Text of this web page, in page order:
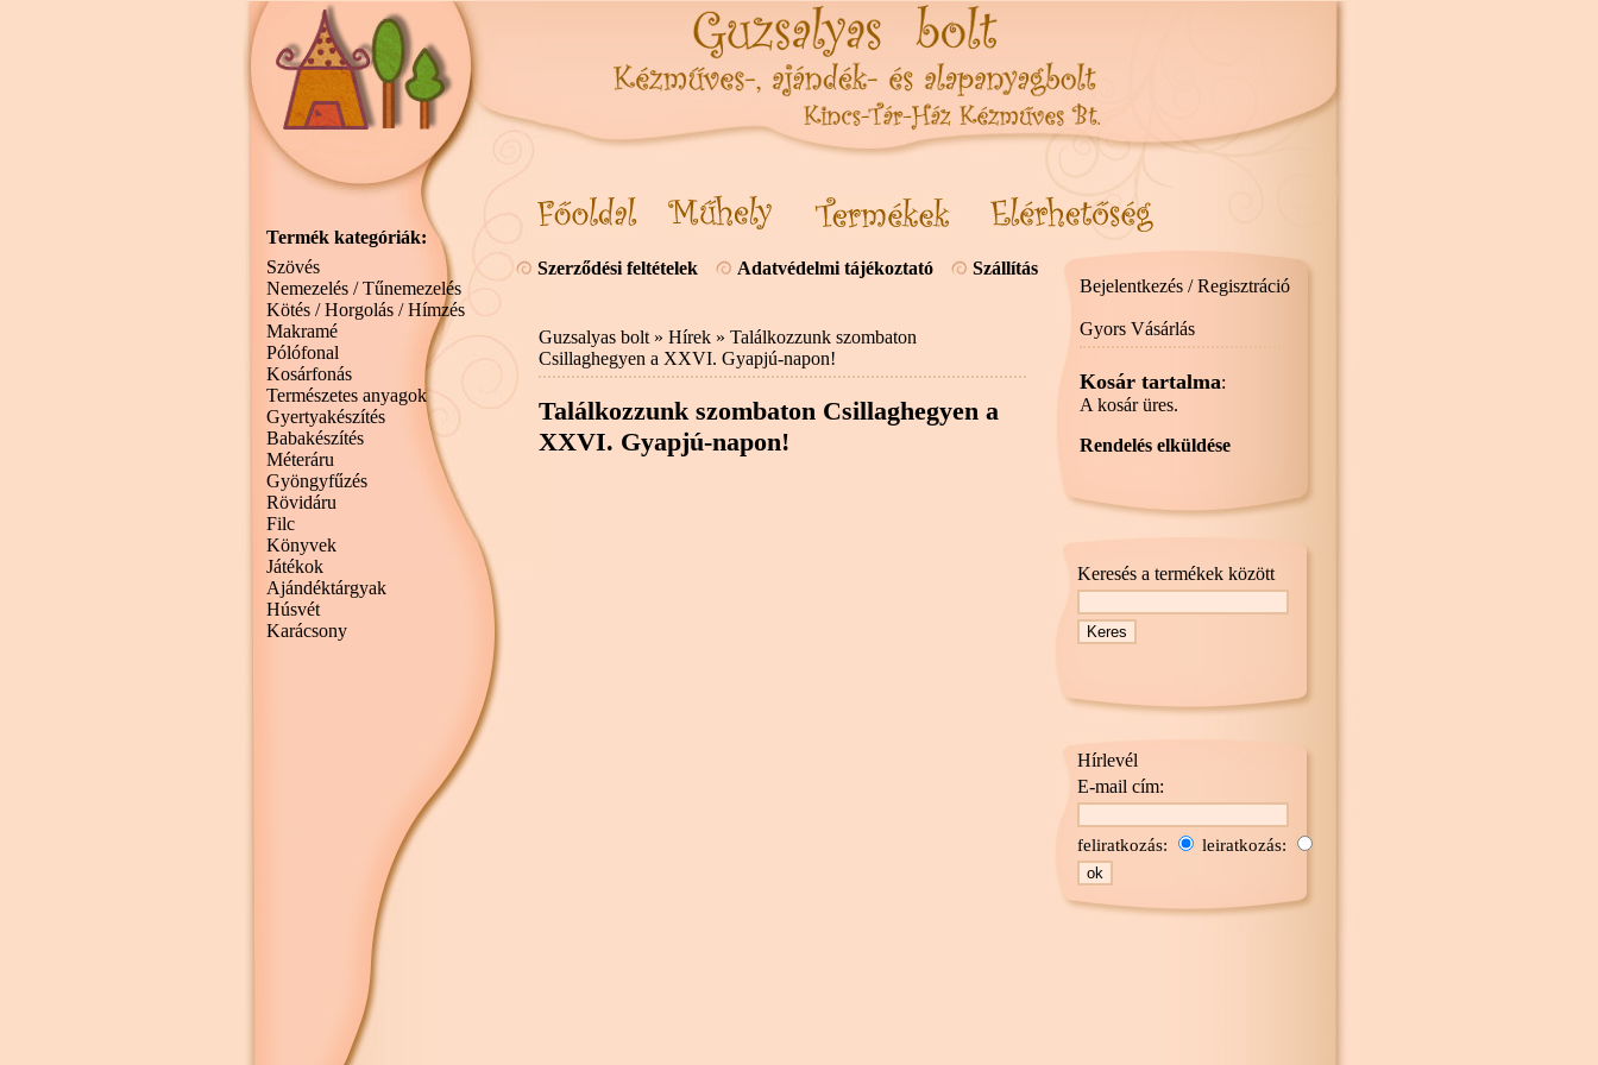
Szerződési feltételek Adatvédelmi tájékoztató Szállítás
Guzsalyas bolt » Hírek » Találkozzunk szombaton
Csillaghegyen a XXVI. Gyapjú-napon!
Találkozzunk szombaton Csillaghegyen a
XXVI. Gyapjú-napon!
Bejelentkezés / Regisztráció
Gyors Vásárlás
Kosár tartalma:
A kosár üres.
Rendelés elküldése
Keresés a termékek között
Hírlevél
E-mail cím:
feliratkozás: leiratkozás:
Termék kategóriák:
Szövés
Nemezelés / Tűnemezelés
Kötés / Horgolás / Hímzés
Makramé
Pólófonal
Kosárfonás
Természetes anyagok
Gyertyakészítés
Babakészítés
Méteráru
Gyöngyfűzés
Rövidáru
Filc
Könyvek
Játékok
Ajándéktárgyak
Húsvét
Karácsony